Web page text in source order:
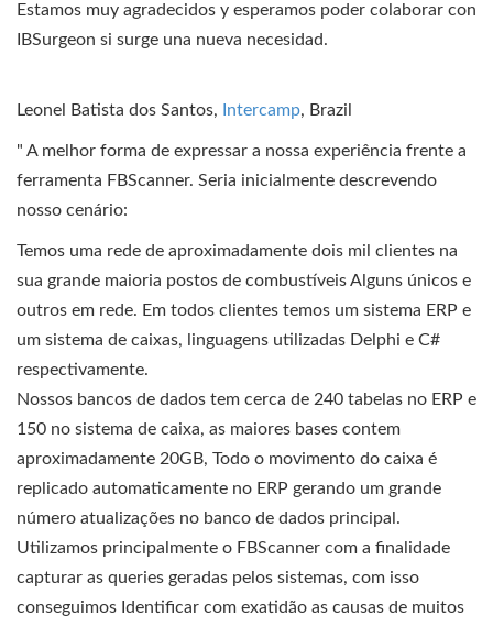
Estamos muy agradecidos y esperamos poder colaborar con
IBSurgeon si surge una nueva necesidad.
Leonel Batista dos Santos, Intercamp, Brazil
" A melhor forma de expressar a nossa experiência frente a
ferramenta FBScanner. Seria inicialmente descrevendo
nosso cenário:
Temos uma rede de aproximadamente dois mil clientes na
sua grande maioria postos de combustíveis Alguns únicos e
outros em rede. Em todos clientes temos um sistema ERP e
um sistema de caixas, linguagens utilizadas Delphi e C#
respectivamente.
Nossos bancos de dados tem cerca de 240 tabelas no ERP e
150 no sistema de caixa, as maiores bases contem
aproximadamente 20GB, Todo o movimento do caixa é
replicado automaticamente no ERP gerando um grande
número atualizações no banco de dados principal.
Utilizamos principalmente o FBScanner com a finalidade
capturar as queries geradas pelos sistemas, com isso
conseguimos Identificar com exatidão as causas de muitos